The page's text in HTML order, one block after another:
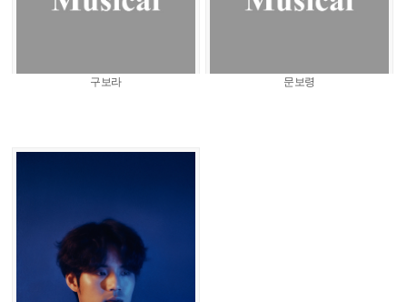
구보라 문보령